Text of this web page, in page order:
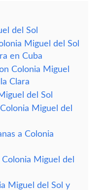
del Sol
Miguel del Sol
en Cuba
Colonia Miguel
Clara
del Sol
Miguel del
a Colonia
Miguel del
Miguel del Sol y